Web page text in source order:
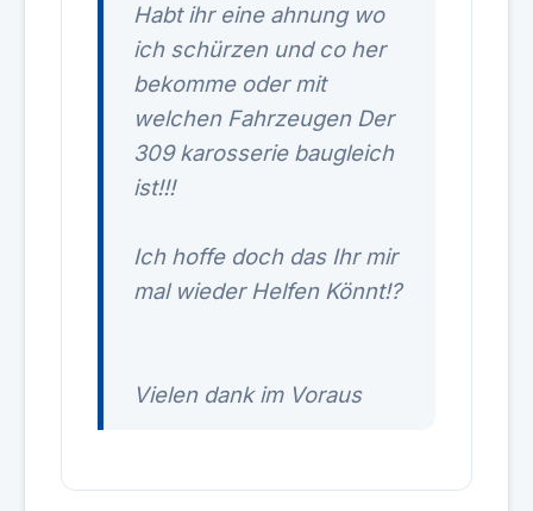
Habt ihr eine ahnung wo
ich schürzen und co her
bekomme oder mit
welchen Fahrzeugen Der
309 karosserie baugleich
ist!!!
Ich hoffe doch das Ihr mir
mal wieder Helfen Könnt!?
Vielen dank im Voraus